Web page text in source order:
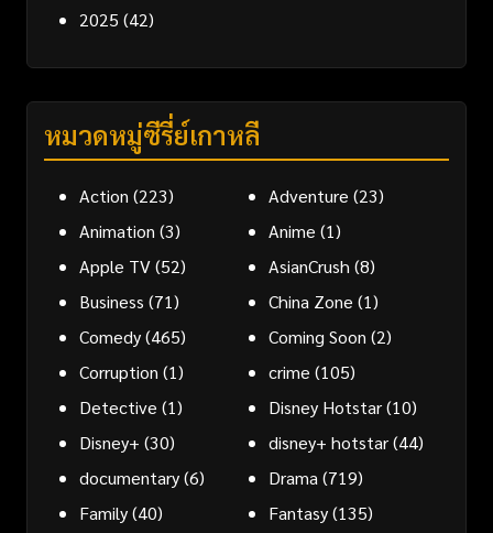
2025 (42)
หมวดหมู่ซีรี่ย์เกาหลี
Action (223) Adventure (23)
Animation (3) Anime (1)
Apple TV(52) AsianCrush (8)
Business (71) China Zone (1)
Comedy(465) Coming Soon (2)
Corruption (1) crime (105)
Detective (1) Disney Hotstar(10)
Disney+ (30) disney+ hotstar(44)
documentary(6) Drama (719)
Family(40) Fantasy(135)